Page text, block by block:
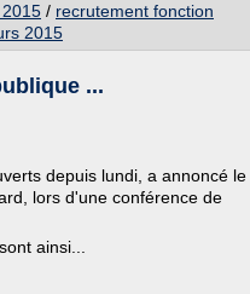
/ recrutement fonction
2015
...
depuis lundi, a annoncé le
lors d'une conférence de
ainsi...